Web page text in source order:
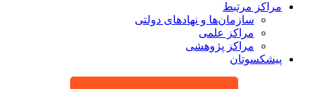
مراکز مرتبط
سازمان‌ها و نهادهای دولتی
مراکز علمی
مراکز پژوهشی
پیشکسوتان